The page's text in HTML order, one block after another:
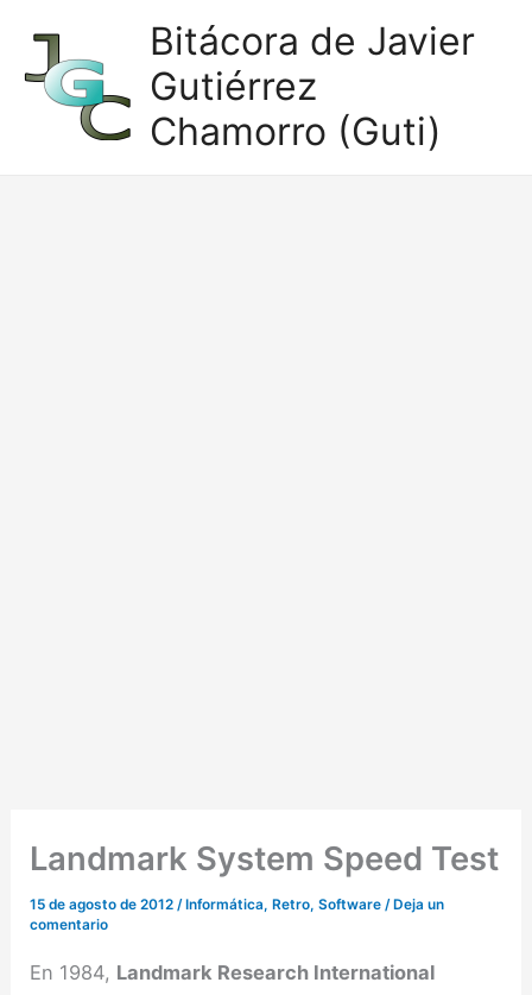
contenido
Bitácora de Javier
Gutiérrez
Chamorro (Guti)
Landmark System Speed Test
15 de agosto de 2012/ Informática, Retro,Software / Deja un
comentario
En 1984, Landmark Research International